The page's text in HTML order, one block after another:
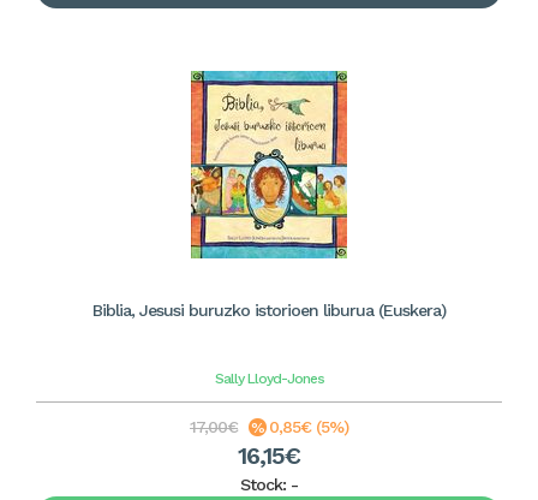
Biblia, Jesusi buruzko istorioen liburua (Euskera)
Sally Lloyd-Jones
17,00€ 0,85€ (5%)
16,15€
Stock: -